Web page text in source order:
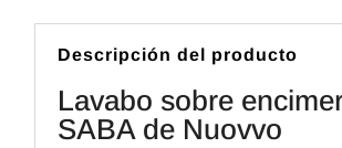
Nuovvo
Descripción del producto
Lavabo sobre
SABA de Nuovvo